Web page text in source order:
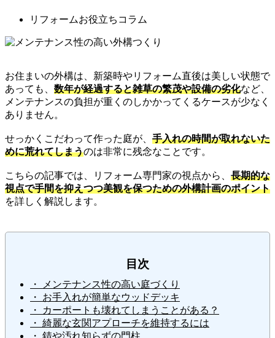
リフォームお役立ちコラム
お住まいの外構は、新築時やリフォーム直後は美しい状態で
あっても、 数年が経過すると雑草の繁茂や設備の劣化など、
メンテナンスの負担が重くのしかかってくるケースが少なく
ありません。
せっかくこだわって作った庭が、 手入れの時間が取れないた
めに荒れてしまうのは非常に残念なことです。
こちらの記事では、リフォーム専門家の視点から、 長期的な
視点で手間を抑えつつ美観を保つための外構計画のポイント
を詳しく解説します。
目次
・ メンテナンス性の高い庭づくり
・ お手入れが簡単なウッドデッキ
・ カーポートも壊れてしまうことがある？
・ 綺麗な玄関アプローチを維持するには
・ 錆や汚れ知らずの門柱